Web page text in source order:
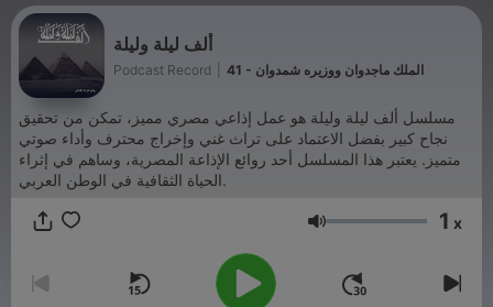
ألف ليلة وليلة
Podcast Record 41 - الملك ماجدوان ووزيره شمدوان
مسلسل ألف ليلة وليلة هو عمل إذاعي مصري مميز، تمكن من تحقيق
نجاح كبير بفضل الاعتماد على تراث غني وإخراج محترف وأداء صوتي
متميز. يعتبر هذا المسلسل أحد روائع الإذاعة المصرية، وساهم في إثراء
الحياة الثقافية في الوطن العربي.
Volume 1 x